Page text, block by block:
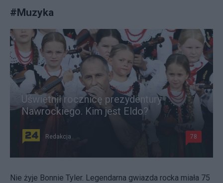
#Muzyka
Uświetnił rocznicę prezydentury
Nawrockiego. Kim jest Eldo?
Redakcja 78
Nie żyje Bonnie Tyler. Legendarna gwiazda rocka miała 75